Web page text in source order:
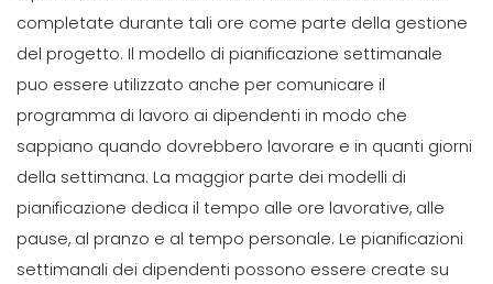
3 motivi per utilizzare un'app di
pianificazione
Michelle Jaco Oct 12, 2020
La guida completa alla scelta del
programma di lavoro perfetto per la
pianificazione del
Michelle Jaco
Leggi sul lavoro del ristorante
Michelle Jaco
Management
Come trasformare la pianificazione
in un vantaggio strategico con
un'app Pianificazione
Michelle Jaco Oct 12, 2020
completate durante tali ore come parte della gestione
del progetto. Il modello di pianificazione settimanale
puo essere utilizzato anche per comunicare il
programma di lavoro ai dipendenti in modo che
sappiano quando dovrebbero lavorare e in quanti giorni
della settimana. La maggior parte dei modelli di
pianificazione dedica il tempo alle ore lavorative, alle
pause, al pranzo e al tempo personale. Le pianificazioni
settimanali dei dipendenti possono essere create su